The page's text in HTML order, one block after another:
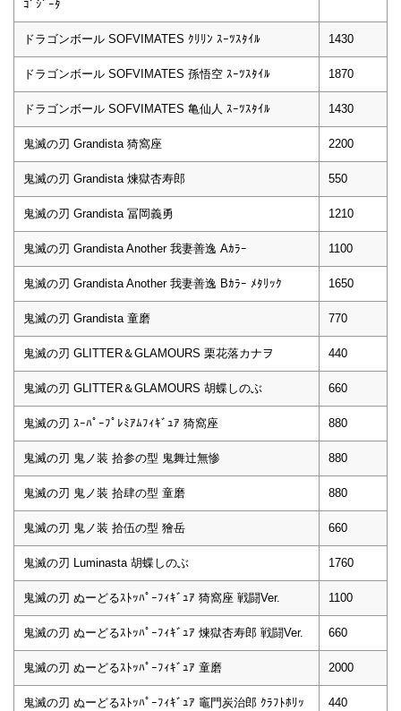
ｺﾞｼﾞｰﾀ
ドラゴンボール SOFVIMATES ｸﾘﾘﾝ ｽｰﾂｽﾀｲﾙ 1430
ドラゴンボール SOFVIMATES 孫悟空 ｽｰﾂｽﾀｲﾙ 1870
ドラゴンボール SOFVIMATES 亀仙人 ｽｰﾂｽﾀｲﾙ 1430
鬼滅の刃 Grandista 猗窩座 2200
鬼滅の刃 Grandista 煉獄杏寿郎 550
鬼滅の刃 Grandista 冨岡義勇 1210
鬼滅の刃 Grandista Another 我妻善逸 Aｶﾗｰ 1100
鬼滅の刃 Grandista Another 我妻善逸 Bｶﾗｰ ﾒﾀﾘｯｸ 1650
鬼滅の刃 Grandista 童磨 770
鬼滅の刃 GLITTER＆GLAMOURS 栗花落カナヲ 440
鬼滅の刃 GLITTER＆GLAMOURS 胡蝶しのぶ 660
鬼滅の刃 ｽｰﾊﾟｰﾌﾟﾚﾐｱﾑﾌｨｷﾞｭｱ 猗窩座 880
鬼滅の刃 鬼ノ装 拾参の型 鬼舞辻無惨 880
鬼滅の刃 鬼ノ装 拾肆の型 童磨 880
鬼滅の刃 鬼ノ装 拾伍の型 獪岳 660
鬼滅の刃 Luminasta 胡蝶しのぶ 1760
鬼滅の刃 ぬーどるｽﾄｯﾊﾟｰﾌｨｷﾞｭｱ 猗窩座 戦闘Ver. 1100
鬼滅の刃 ぬーどるｽﾄｯﾊﾟｰﾌｨｷﾞｭｱ 煉獄杏寿郎 戦闘Ver. 660
鬼滅の刃 ぬーどるｽﾄｯﾊﾟｰﾌｨｷﾞｭｱ 童磨 2000
鬼滅の刃 ぬーどるｽﾄｯﾊﾟｰﾌｨｷﾞｭｱ 竈門炭治郎 ｸﾗﾌﾄﾎﾘｯ
440